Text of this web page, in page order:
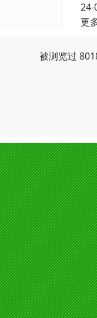
24-
更
被浏览过